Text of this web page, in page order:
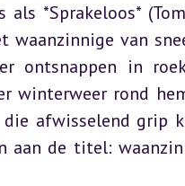
*Sprakeloos*
van
ontsnappen in
winterweer rond
afwisselend grip
aan de titel: